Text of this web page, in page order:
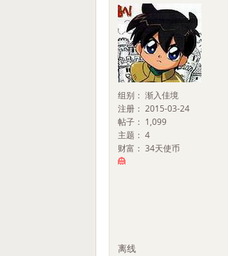
组别： 渐入佳境
注册： 2015-03-24
帖子： 1,099
主题： 4
财富： 34天使币
离线